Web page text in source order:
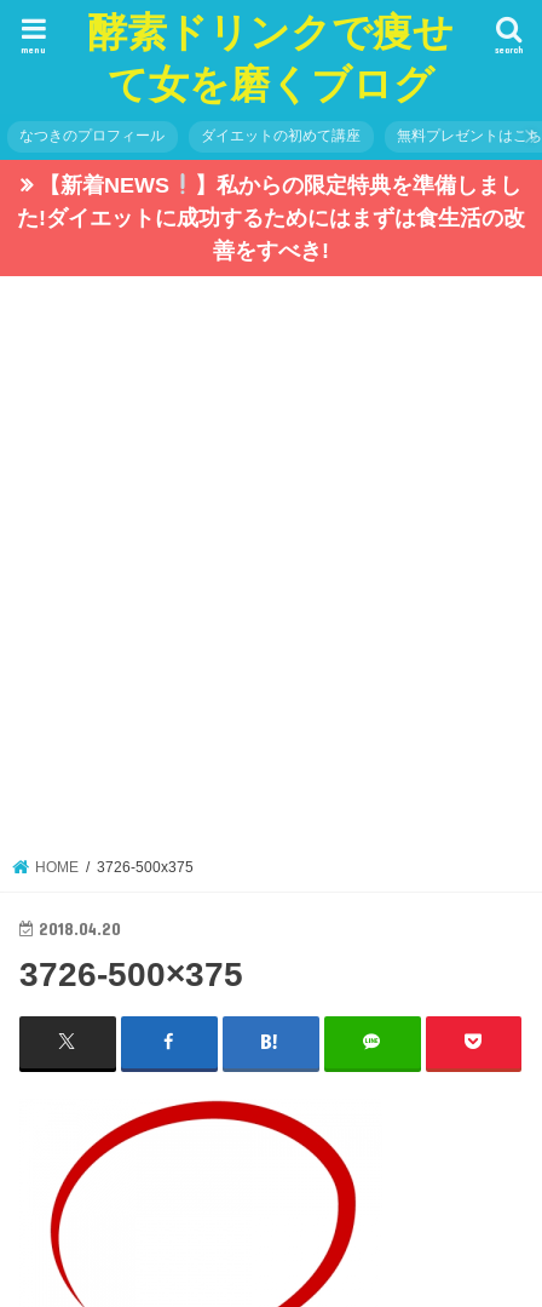
酵素ドリンクで痩せ
て女を磨くブログ
search
menu
なつきのプロフィール ダイエットの初めて講座 無料プレゼントはこ
【新着NEWS
】私からの限定特典を準備しまし
た!ダイエットに成功するためにはまずは食生活の改
善をすべき!
HOME 3726-500x375
2018.04.20
3726-500×375